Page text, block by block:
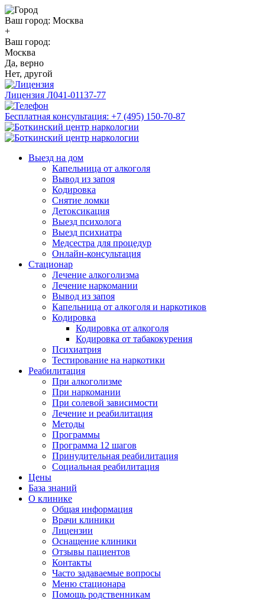
Ваш город: Москва
+
Ваш город:
Москва
Да, верно
Нет, другой
Лицензия Л041-01137-77
Бесплатная консультация: +7 (495) 150-70-87
Выезд на дом
Капельница от алкоголя
Вывод из запоя
Кодировка
Снятие ломки
Детоксикация
Выезд психолога
Выезд психиатра
Медсестра для процедур
Онлайн-консультация
Стационар
Лечение алкоголизма
Лечение наркомании
Вывод из запоя
Капельница от алкоголя и наркотиков
Кодировка
Кодировка от алкоголя
Кодировка от табакокурения
Психиатрия
Тестирование на наркотики
Реабилитация
При алкоголизме
При наркомании
При солевой зависимости
Лечение и реабилитация
Методы
Программы
Программа 12 шагов
Принудительная реабилитация
Социальная реабилитация
Цены
База знаний
О клинике
Общая информация
Врачи клиники
Лицензии
Оснащение клиники
Отзывы пациентов
Контакты
Часто задаваемые вопросы
Меню стационара
Помощь родственникам